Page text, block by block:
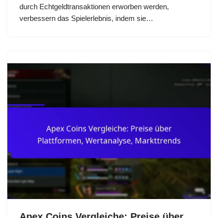
durch Echtgeldtransaktionen erworben werden,
verbessern das Spielerlebnis, indem sie…